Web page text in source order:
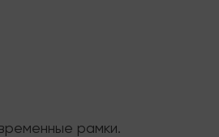
рамки.